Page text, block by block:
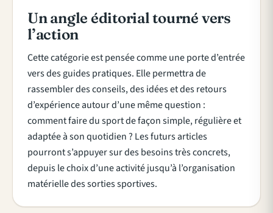
Un angle éditorial tourné vers
l’action
Cette catégorie est pensée comme une porte d’entrée
vers des guides pratiques. Elle permettra de
rassembler des conseils, des idées et des retours
d’expérience autour d’une même question :
comment faire du sport de façon simple, régulière et
adaptée à son quotidien ? Les futurs articles
pourront s’appuyer sur des besoins très concrets,
depuis le choix d’une activité jusqu’à l’organisation
matérielle des sorties sportives.